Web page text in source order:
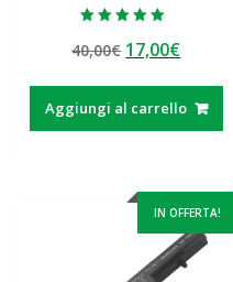
5.00
su 5
40,00€ Il
originale
era:
17,00€Il
attuale
è:
Aggiungi al carrello
IN OFFERTA!